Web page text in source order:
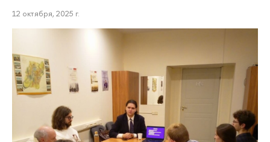
12 октября, 2025 г.